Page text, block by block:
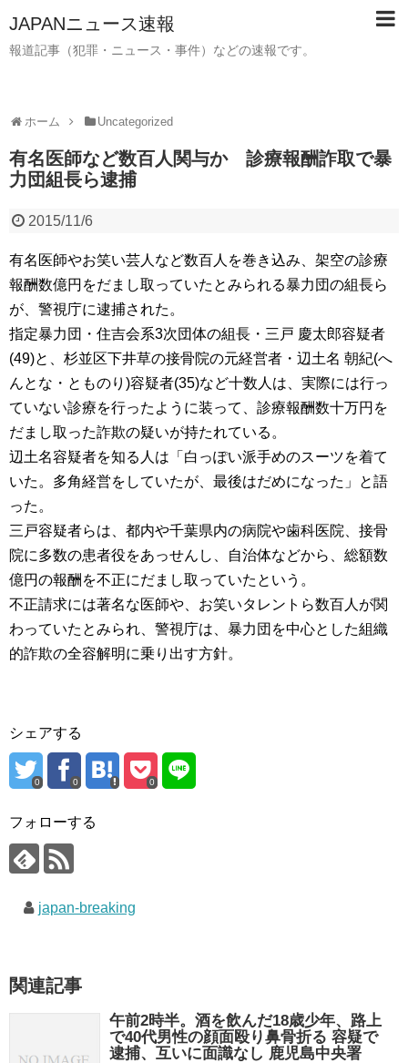
JAPANニュース速報
報道記事（犯罪・ニュース・事件）などの速報です。
ホーム Uncategorized
有名医師など数百人関与か 診療報酬詐取で暴
力団組長ら逮捕
2015/11/6
有名医師やお笑い芸人など数百人を巻き込み、架空の診療
報酬数億円をだまし取っていたとみられる暴力団の組長ら
が、警視庁に逮捕された。
指定暴力団・住吉会系3次団体の組長・三戸 慶太郎容疑者
(49)と、杉並区下井草の接骨院の元経営者・辺土名 朝紀(へ
んとな・とものり)容疑者(35)など十数人は、実際には行っ
ていない診療を行ったように装って、診療報酬数十万円を
だまし取った詐欺の疑いが持たれている。
辺土名容疑者を知る人は「白っぽい派手めのスーツを着て
いた。多角経営をしていたが、最後はだめになった」と語
った。
三戸容疑者らは、都内や千葉県内の病院や歯科医院、接骨
院に多数の患者役をあっせんし、自治体などから、総額数
億円の報酬を不正にだまし取っていたという。
不正請求には著名な医師や、お笑いタレントら数百人が関
わっていたとみられ、警視庁は、暴力団を中心とした組織
的詐欺の全容解明に乗り出す方針。
シェアする
0 0 0
フォローする
japan-breaking
関連記事
午前2時半。酒を飲んだ18歳少年、路上
で40代男性の顔面殴り鼻骨折る 容疑で
逮捕、互いに面識なし 鹿児島中央署